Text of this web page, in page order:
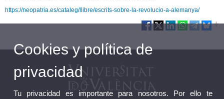
https://neopatria.es/cataleg/llibre/escrits-sobre-la-revolucio-a-alemanya/
Cookies y política de
privacidad
Tu privacidad es importante para nosotros. Por ello te